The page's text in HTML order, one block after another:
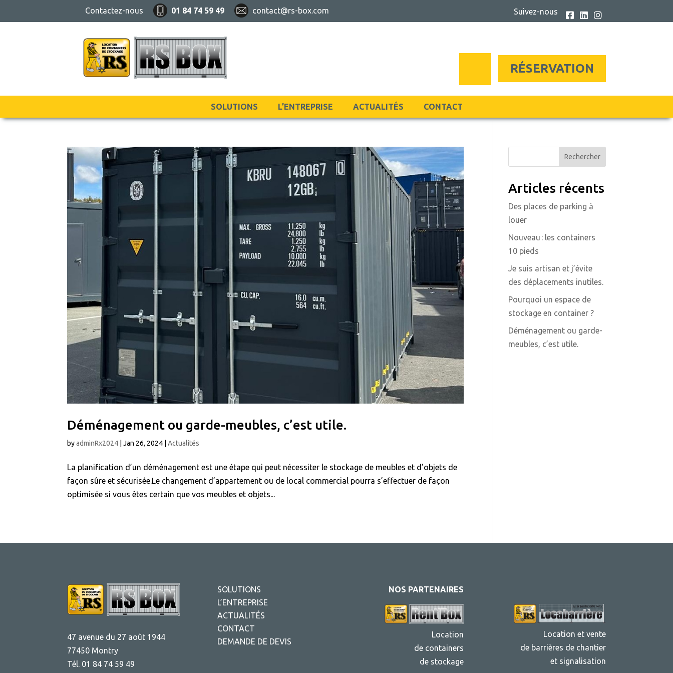
Contactez-nous 01 84 74 59 49 contact@rs-box.com Suivez-nous   
RÉSERVATION
SOLUTIONS L’ENTREPRISE ACTUALITÉS CONTACT
Déménagement ou garde-meubles, c’est utile.
byadminRx2024 |Jan 26, 2024 |Actualités
La planification d’un déménagement est une étape qui peut nécessiter le stockage de meubles et d’objets de
façon sûre et sécurisée.Le changement d’appartement ou de local commercial pourra s’effectuer de façon
optimisée si vous êtes certain que vos meubles et objets...
Rechercher
Articles récents
Des places de parking à
louer
Nouveau : les containers
10 pieds
Je suis artisan et j’évite
des déplacements inutiles.
Pourquoi un espace de
stockage en container ?
Déménagement ou garde-
meubles, c’est utile.
47 avenue du 27 août 1944
77450 Montry
Tél. 01 84 74 59 49
SOLUTIONS
L’ENTREPRISE
ACTUALITÉS
CONTACT
DEMANDE DE DEVIS
NOS PARTENAIRES
Location
de containers
de stockage
Location et vente
de barrières de chantier
et signalisation